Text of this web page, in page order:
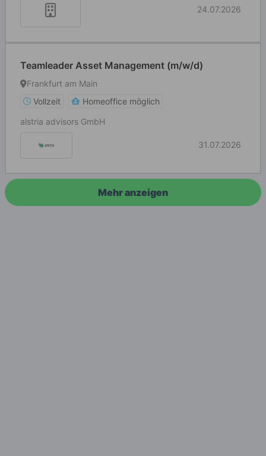
24.07.2026
Teamleader Asset Management (m/w/d)
Frankfurt am Main
Vollzeit
Homeoffice möglich
alstria advisors GmbH
31.07.2026
Mehr anzeigen